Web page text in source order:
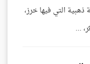
التي فيها خرز،
...